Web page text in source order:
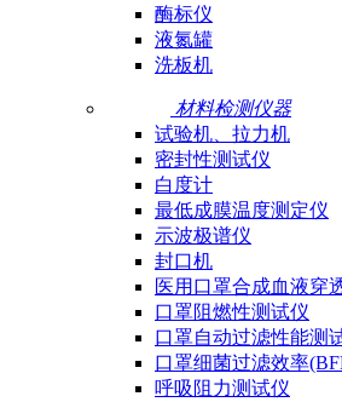
酶标仪
液氮罐
洗板机
材料检测仪器
试验机、拉力机
密封性测试仪
白度计
最低成膜温度测定仪
示波极谱仪
封口机
医用口罩合成血液穿
口罩阻燃性测试仪
口罩自动过滤性能测
口罩细菌过滤效率
呼吸阻力测试仪